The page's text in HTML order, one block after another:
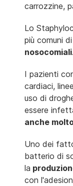
carrozzine,
Lo
più comuni di
nosocomiali.
I pazienti
cardiaci,
uso di
essere
anche
Uno dei
batterio di
la
con